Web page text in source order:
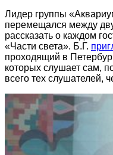
Лидер группы
перемещался между
рассказать о каждом
«Части света». Б.Г.
проходящий в
которых слушает сам,
всего тех слушателей,